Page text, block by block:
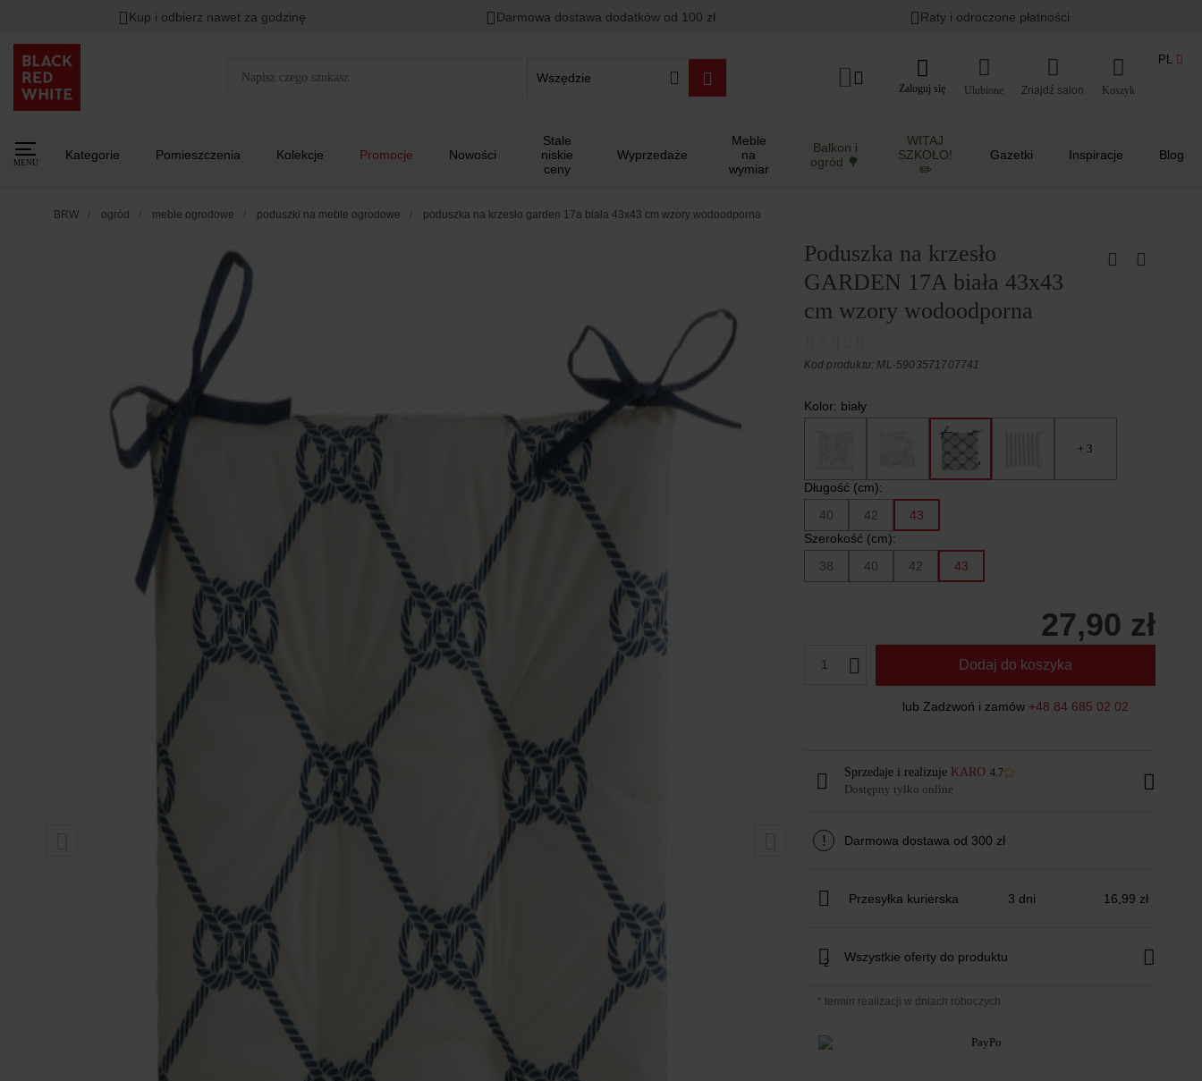
Kup i odbierz nawet za godzinę Darmowa dostawa dodatków od 100 zł Raty i odroczone płatności
Wszędzie
Zaloguj się Ulubione Koszyk
PL
MENU
Kategorie Pomieszczenia Kolekcje Promocje Nowości
Stale
niskie
ceny
Wyprzedaże
Meble
na
wymiar
Balkon i
ogród 🌳
WITAJ
SZKOŁO!
✏️
Gazetki Inspiracje Blog
BRW ogród meble ogrodowe poduszki na meble ogrodowe poduszka na krzesło garden 17a biała 43x43 cm wzory wodoodporna
Poduszka na krzesło
GARDEN 17A biała 43x43
cm wzory wodoodporna
Kod produktu: ML-5903571707741
Kolor: biały
+ 3
Długość (cm):
40
42
43
Szerokość (cm):
38
40 42 43
27,90 zł
1 Dodaj do koszyka
lub Zadzwoń i zamów +48 84 685 02 02
Sprzedaje i realizuje KARO 4.7
Dostępny tylko online
! Darmowa dostawa od 300 zł
Przesyłka kurierska 3 dni 16,99 zł
2 Wszystkie oferty do produktu
* termin realizacji w dniach roboczych